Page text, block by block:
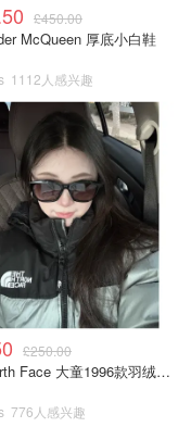
一年太挑戰，都不知
值😆但是有你還是好
新世界🌍媽媽也跟著
好幸福🥰
歐！對生活充滿好奇
的！想把最好的都給
£450.00
McQueen 厚底小白鞋
1112人感兴趣
£250.00
The North Face 大童1996款羽绒夹克
776人感兴趣